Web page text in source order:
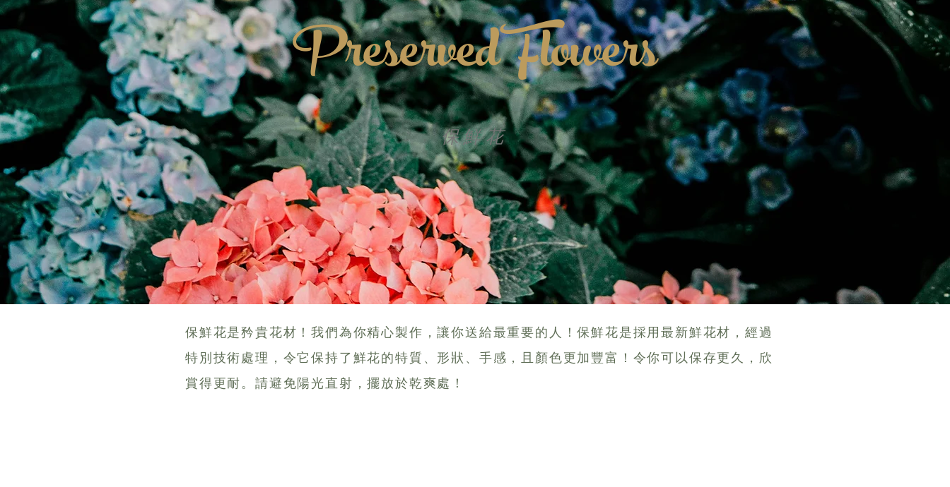
Preserved Flowers
保鮮花
保鮮花是矜貴花材！我們為你精心製作，讓你送給最重要的人！保鮮花是採用最新鮮花材，經過
特別技術處理，令它保持了鮮花的特質、形狀、手感，且顏色更加豐富！令你可以保存更久，欣
賞得更耐。請避免陽光直射，擺放於乾爽處！